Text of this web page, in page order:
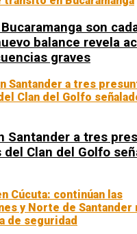
son
balance revela
graves
Santander a tres
Clan del Golfo